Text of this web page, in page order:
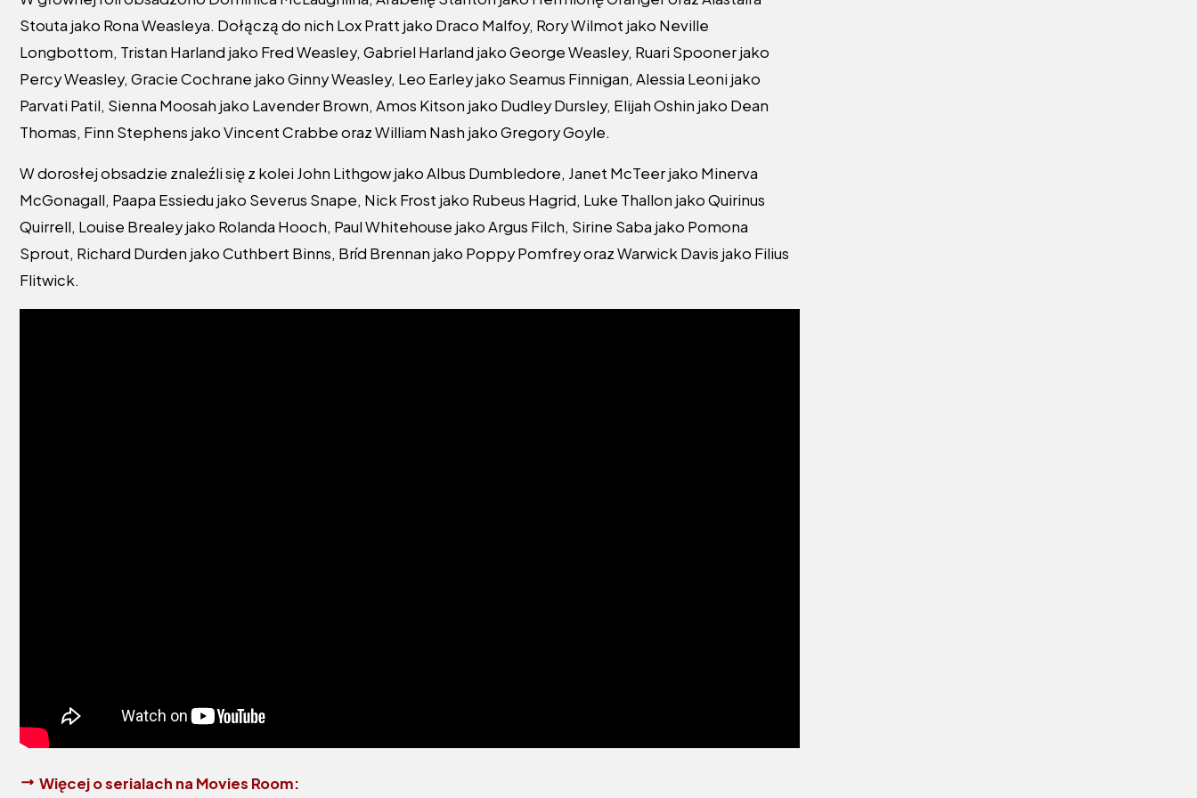
Stouta jako Rona Weasleya. Dołączą do nich Lox Pratt jako Draco Malfoy, Rory Wilmot jako Neville
Longbottom, Tristan Harland jako Fred Weasley, Gabriel Harland jako George Weasley, Ruari Spooner jako
Percy Weasley, Gracie Cochrane jako Ginny Weasley, Leo Earley jako Seamus Finnigan, Alessia Leoni jako
Parvati Patil, Sienna Moosah jako Lavender Brown, Amos Kitson jako Dudley Dursley, Elijah Oshin jako Dean
Thomas, Finn Stephens jako Vincent Crabbe oraz William Nash jako Gregory Goyle.
W dorosłej obsadzie znaleźli się z kolei John Lithgow jako Albus Dumbledore, Janet McTeer jako Minerva
McGonagall, Paapa Essiedu jako Severus Snape, Nick Frost jako Rubeus Hagrid, Luke Thallon jako Quirinus
Quirrell, Louise Brealey jako Rolanda Hooch, Paul Whitehouse jako Argus Filch, Sirine Saba jako Pomona
Sprout, Richard Durden jako Cuthbert Binns, Bríd Brennan jako Poppy Pomfrey oraz Warwick Davis jako Filius
Flitwick.
Więcej o serialach na Movies Room: